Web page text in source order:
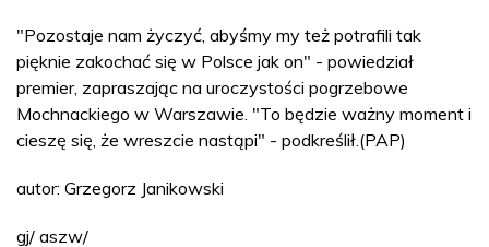
"Pozostaje nam życzyć, abyśmy my też potrafili tak
pięknie zakochać się w Polsce jak on" - powiedział
premier, zapraszając na uroczystości pogrzebowe
Mochnackiego w Warszawie. "To będzie ważny moment i
cieszę się, że wreszcie nastąpi" - podkreślił.(PAP)
autor: Grzegorz Janikowski
gj/ aszw/